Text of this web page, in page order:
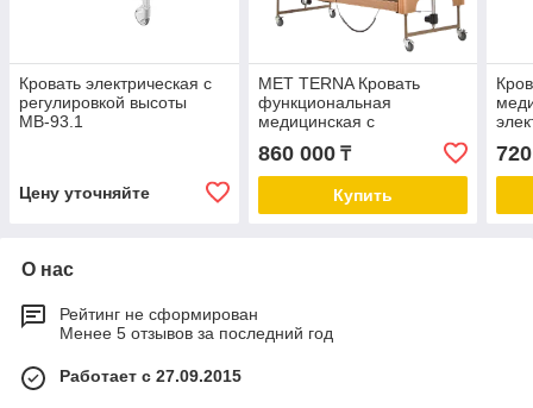
Кровать электрическая с
регулировкой высоты
МВ-93.1
Цену уточняйте
MET TERNA Кровать
функциональная
медицинская с
регулировкой высоты
860 000₸
Купить
О нас
Рейтинг не сформирован
Менее 5 отзывов за последний год
Работает с 27.09.2015